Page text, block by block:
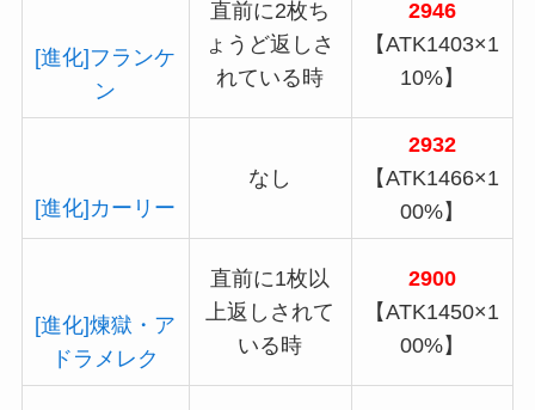
[進化]フランケ
ン
直前に2枚ち
ょうど返しさ
れている時
2946
【ATK1403×1
10%】
[進化]カーリー
なし
2932
【ATK1466×1
00%】
[進化]煉獄・ア
ドラメレク
直前に1枚以
上返しされて
いる時
2900
【ATK1450×1
00%】